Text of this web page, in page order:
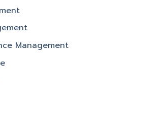
Management